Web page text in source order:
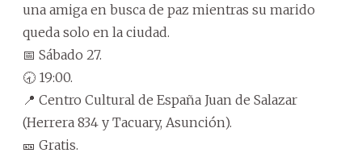
una amiga en busca de paz mientras su marido
queda solo en la ciudad.
📅 Sábado 27.
🕣 19:00.
📍 Centro Cultural de España Juan de Salazar
(Herrera 834 y Tacuary, Asunción).
🎫 Gratis.